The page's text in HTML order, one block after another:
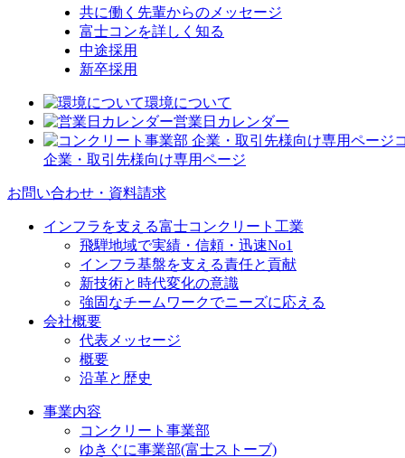
共に働く先輩からのメッセージ
富士コンを詳しく知る
中途採用
新卒採用
環境について
営業日カレンダー
企業・取引先様向け専用ページ
お問い合わせ・資料請求
インフラを支える富士コンクリート工業
飛騨地域で実績・信頼・迅速No1
インフラ基盤を支える責任と貢献
新技術と時代変化の意識
強固なチームワークでニーズに応える
会社概要
代表メッセージ
概要
沿革と歴史
事業内容
コンクリート事業部
ゆきぐに事業部(富士ストーブ)